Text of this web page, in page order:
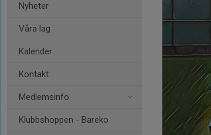
Nyheter
Våra lag
Kalender
Kontakt
Medlemsinfo
Klubbshoppen - Bareko